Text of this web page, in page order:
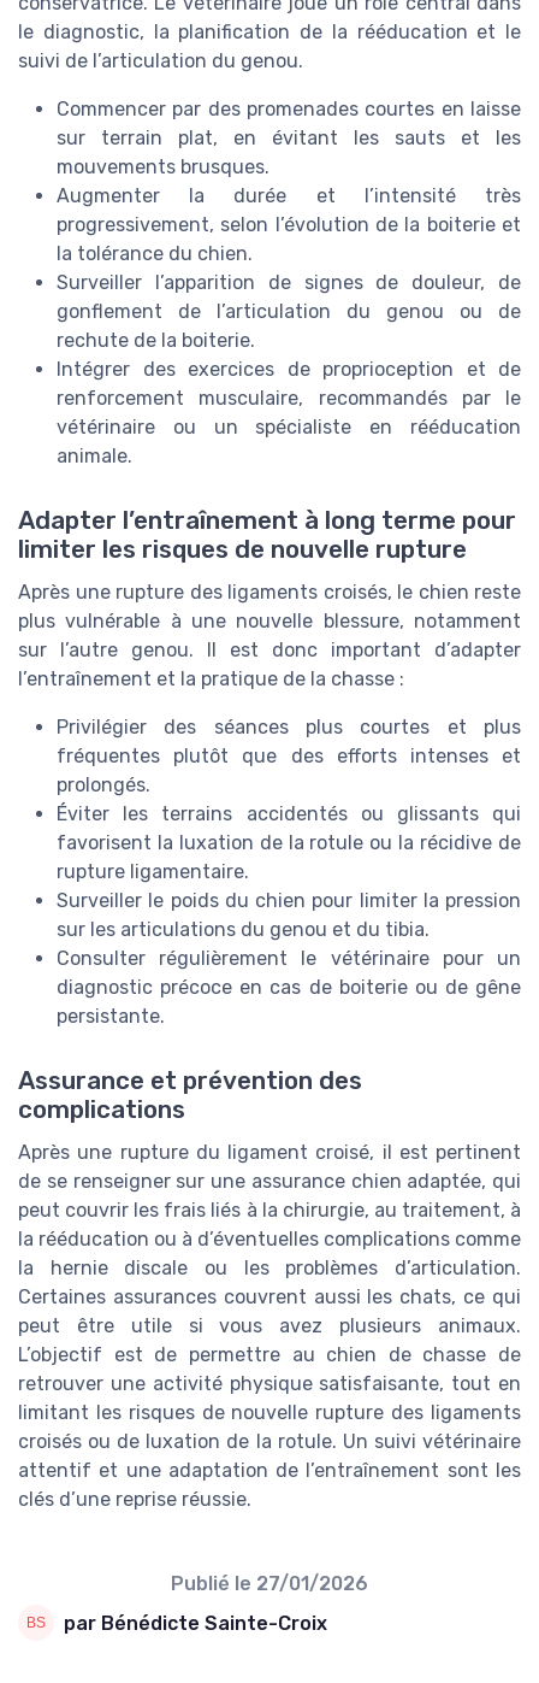
le diagnostic, la planification de la rééducation et le
suivi de l’articulation du genou.
Commencer par des promenades courtes en laisse
sur terrain plat, en évitant les sauts et les
mouvements brusques.
Augmenter la durée et l’intensité très
progressivement, selon l’évolution de la boiterie et
la tolérance du chien.
Surveiller l’apparition de signes de douleur, de
gonflement de l’articulation du genou ou de
rechute de la boiterie.
Intégrer des exercices de proprioception et de
renforcement musculaire, recommandés par le
vétérinaire ou un spécialiste en rééducation
animale.
Adapter l’entraînement à long terme pour
limiter les risques de nouvelle rupture
Après une rupture des ligaments croisés, le chien reste
plus vulnérable à une nouvelle blessure, notamment
sur l’autre genou. Il est donc important d’adapter
l’entraînement et la pratique de la chasse :
Privilégier des séances plus courtes et plus
fréquentes plutôt que des efforts intenses et
prolongés.
Éviter les terrains accidentés ou glissants qui
favorisent la luxation de la rotule ou la récidive de
rupture ligamentaire.
Surveiller le poids du chien pour limiter la pression
sur les articulations du genou et du tibia.
Consulter régulièrement le vétérinaire pour un
diagnostic précoce en cas de boiterie ou de gêne
persistante.
Assurance et prévention des
complications
Après une rupture du ligament croisé, il est pertinent
de se renseigner sur une assurance chien adaptée, qui
peut couvrir les frais liés à la chirurgie, au traitement, à
la rééducation ou à d’éventuelles complications comme
la hernie discale ou les problèmes d’articulation.
Certaines assurances couvrent aussi les chats, ce qui
peut être utile si vous avez plusieurs animaux.
L’objectif est de permettre au chien de chasse de
retrouver une activité physique satisfaisante, tout en
limitant les risques de nouvelle rupture des ligaments
croisés ou de luxation de la rotule. Un suivi vétérinaire
attentif et une adaptation de l’entraînement sont les
clés d’une reprise réussie.
Publié le 27/01/2026
par Bénédicte Sainte-Croix